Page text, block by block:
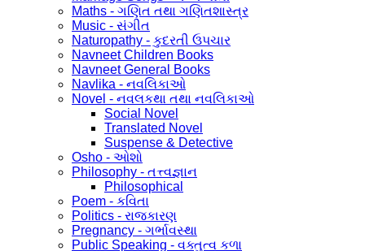
Maths - ગણિત તથા ગણિતશાસ્ત્ર
Music - સંગીત
Naturopathy - કુદરતી ઉપચાર
Navneet Children Books
Navneet General Books
Navlika - નવલિકાઓ
Novel - નવલકથા તથા નવલિકાઓ
Social Novel
Translated Novel
Suspense & Detective
Osho - ઓશો
Philosophy - તત્ત્વજ્ઞાન
Philosophical
Poem - કવિતા
Politics - રાજકારણ
Pregnancy - ગર્ભાવસ્થા
Public Speaking - વક્તુત્વ કળા